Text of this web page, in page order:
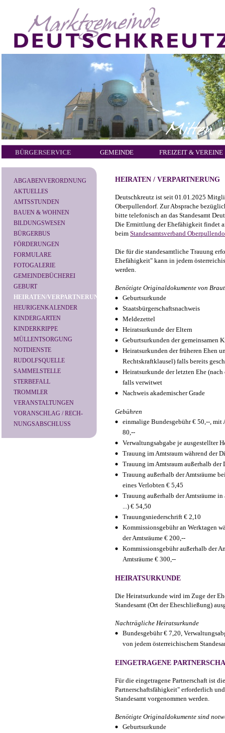
BÜRGERSERVICE GEMEINDE FREIZEIT & VEREINE
ABGABENVERORDNUNG
AKTUELLES
AMTSSTUNDEN
BAUEN & WOHNEN
BILDUNGSWESEN
BÜRGERBUS
FÖRDERUNGEN
FORMULARE
FOTOGALERIE
GEMEINDEBÜCHEREI
GEBURT
HEIRATEN/VERPARTNERUNG
HEURIGENKALENDER
KINDERGARTEN
KINDERKRIPPE
MÜLLENTSORGUNG
NOTDIENSTE
RUDOLFSQUELLE
SAMMELSTELLE
STERBEFALL
TROMMLER
VERANSTALTUNGEN
VORANSCHLAG / RECH-
NUNGSABSCHLUSS
HEIRATEN / VERPARTNERUNG
Deutschkreutz ist seit 01.01.2025
Oberpullendorf. Zur Absprache
bitte telefonisch an das Standesamt
Die Ermittlung der Ehefähigkeit findet
beim Standesamtsverband
Die für die standesamtliche Trauung
Ehefähigkeit" kann in jedem
werden.
Benötigte Originaldokumente von
Geburtsurkunde
Staatsbürgerschaftsnachweis
Meldezettel
Heiratsurkunde der Eltern
Geburtsurkunden der gemeinsamen
Heiratsurkunden der früheren Ehen
Rechtskraftklausel) falls bereits
Heiratsurkunde der letzten Ehe
falls verwitwet
Nachweis akademischer Grade
Gebühren
einmalige Bundesgebühr € 50,--, mit
80,--
Verwaltungsabgabe je ausgestellter
Trauung im Amtsraum während der
Trauung im Amtsraum außerhalb der
Trauung außerhalb der Amtsräume
eines Verlobten € 5,45
Trauung außerhalb der Amtsräume
...) € 54,50
Trauungsniederschrift € 2,10
Kommissionsgebühr an Werktagen
der Amtsräume € 200,--
Kommissionsgebühr außerhalb der
Amtsräume € 300,--
HEIRATSURKUNDE
Die Heiratsurkunde wird im Zuge der
Standesamt (Ort der Eheschließung)
Nachträgliche Heiratsurkunde
Bundesgebühr € 7,20,
von jedem österreichischem
EINGETRAGENE
Für die eingetragene Partnerschaft ist
Partnerschaftsfähigkeit" erforderlich
Standesamt vorgenommen werden.
Benötigte Originaldokumente sind
Geburtsurkunde